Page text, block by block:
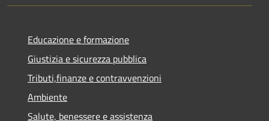
Educazione e formazione
Giustizia e sicurezza pubblica
Tributi,finanze e contravvenzioni
Ambiente
Salute, benessere e assistenza